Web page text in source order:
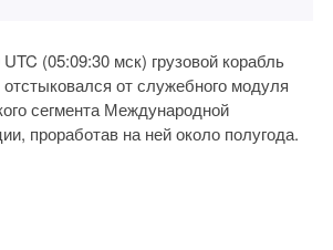
(05:09:30 мск) грузовой корабль
от служебного модуля
сегмента Международной
проработав на ней около полугода.